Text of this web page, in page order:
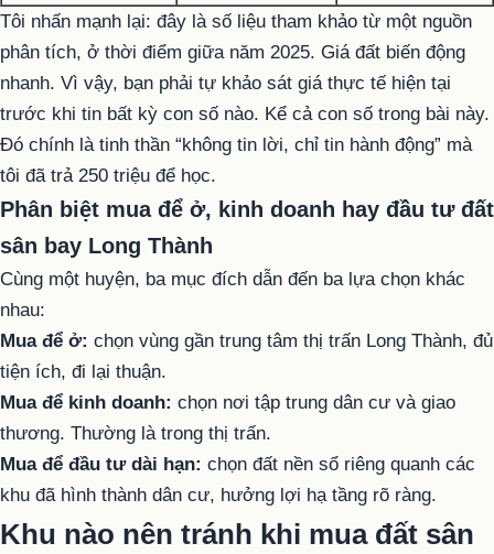
Tôi nhấn mạnh lại: đây là số liệu tham khảo từ một nguồn
phân tích, ở thời điểm giữa năm 2025. Giá đất biến động
nhanh. Vì vậy, bạn phải tự khảo sát giá thực tế hiện tại
trước khi tin bất kỳ con số nào. Kể cả con số trong bài này.
Đó chính là tinh thần “không tin lời, chỉ tin hành động” mà
tôi đã trả 250 triệu để học.
Phân biệt mua để ở, kinh doanh hay đầu tư đất
sân bay Long Thành
Cùng một huyện, ba mục đích dẫn đến ba lựa chọn khác
nhau:
Mua để ở: chọn vùng gần trung tâm thị trấn Long Thành, đủ
tiện ích, đi lại thuận.
Mua để kinh doanh: chọn nơi tập trung dân cư và giao
thương. Thường là trong thị trấn.
Mua để đầu tư dài hạn: chọn đất nền sổ riêng quanh các
khu đã hình thành dân cư, hưởng lợi hạ tầng rõ ràng.
Khu nào nên tránh khi mua đất sân